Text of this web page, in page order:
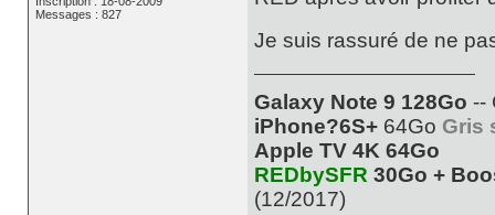
Messages : 827
Je suis rassuré de ne
Galaxy Note 9 128Go --
iPhone?6S+64Go Gris
Apple TV 4K 64Go
REDbySFR 30Go +
(12/2017)